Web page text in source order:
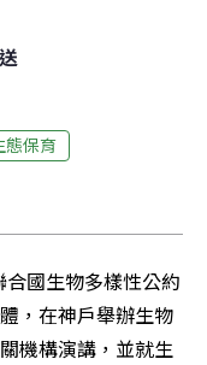
態保育
國生物多樣性公約
，在神戶舉辦生物
機構演講，並就生